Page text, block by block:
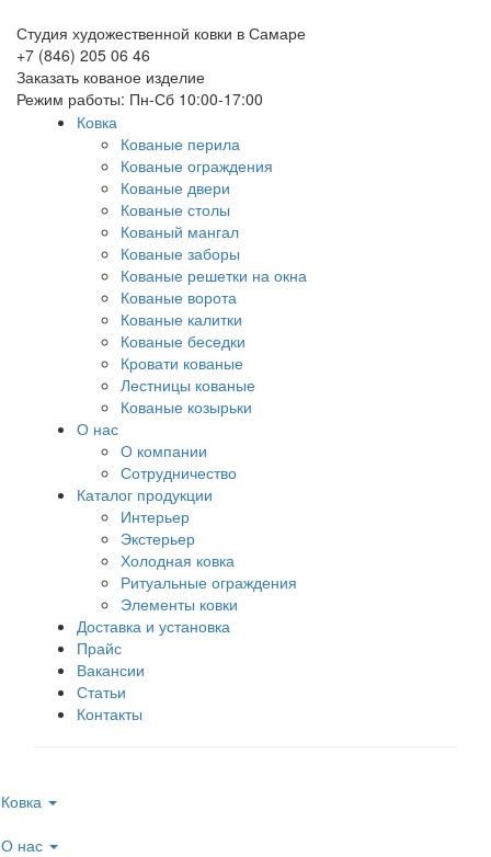
Студия художественной ковки в Самаре
+7 (846) 205 06 46
Заказать кованое изделие
Режим работы: Пн-Сб 10:00-17:00
Ковка
Кованые перила
Кованые ограждения
Кованые двери
Кованые столы
Кованый мангал
Кованые заборы
Кованые решетки на окна
Кованые ворота
Кованые калитки
Кованые беседки
Кровати кованые
Лестницы кованые
Кованые козырьки
О нас
О компании
Сотрудничество
Каталог продукции
Интерьер
Экстерьер
Холодная ковка
Ритуальные ограждения
Элементы ковки
Доставка и установка
Прайс
Вакансии
Статьи
Контакты
Ковка
О нас